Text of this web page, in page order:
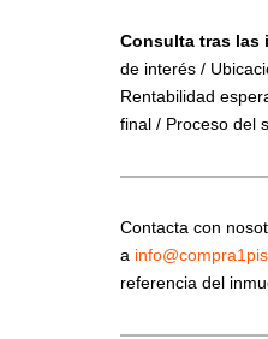
Consulta tras las
de interés /
Rentabilidad
final / Proceso del
Contacta con
a
referencia del